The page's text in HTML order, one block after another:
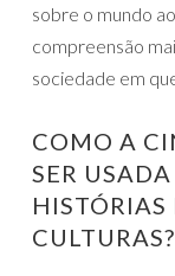
sobre o mundo
compreensão
sociedade em
COMO A
SER
HISTÓRIAS
CULTURAS?